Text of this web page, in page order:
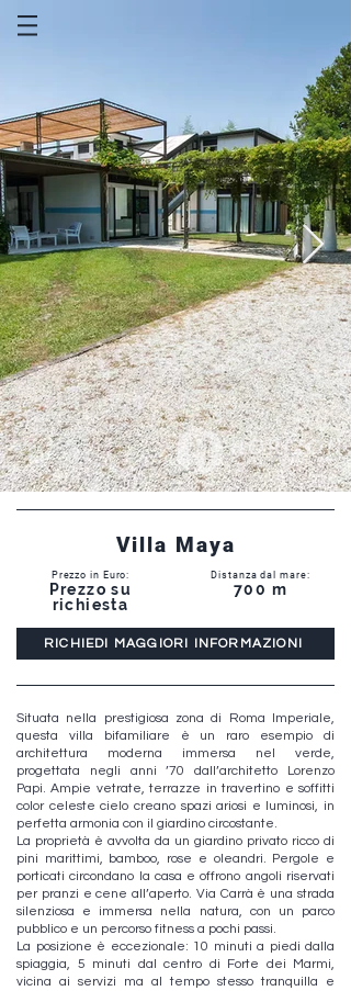
Villa Maya
Prezzo in Euro:
Prezzo su
richiesta
Distanza dal mare:
700 m
RICHIEDI MAGGIORI INFORMAZIONI
Situata nella prestigiosa zona di Roma Imperiale,
questa villa bifamiliare è un raro esempio di
architettura moderna immersa nel verde,
progettata negli anni ’70 dall’architetto Lorenzo
Papi. Ampie vetrate, terrazze in travertino e soffitti
color celeste cielo creano spazi ariosi e luminosi, in
perfetta armonia con il giardino circostante.
La proprietà è avvolta da un giardino privato ricco di
pini marittimi, bamboo, rose e oleandri. Pergole e
porticati circondano la casa e offrono angoli riservati
per pranzi e cene all’aperto. Via Carrà è una strada
silenziosa e immersa nella natura, con un parco
pubblico e un percorso fitness a pochi passi.
La posizione è eccezionale: 10 minuti a piedi dalla
spiaggia, 5 minuti dal centro di Forte dei Marmi,
vicina ai servizi ma al tempo stesso tranquilla e